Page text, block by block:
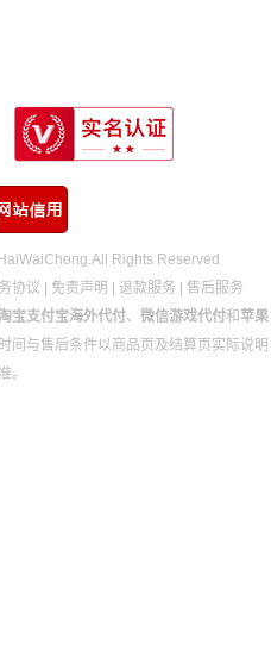
Rights Reserved
协议 | 免责声明 | 退款服务 | 售后服务
淘宝支付宝海外代付、 微信游戏代付和 苹果
间与售后条件以商品页及结算页实际说明
。